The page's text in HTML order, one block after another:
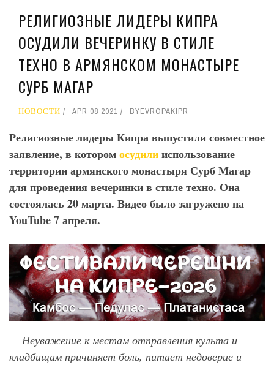
РЕЛИГИОЗНЫЕ ЛИДЕРЫ КИПРА
ОСУДИЛИ ВЕЧЕРИНКУ В СТИЛЕ
ТЕХНО В АРМЯНСКОМ МОНАСТЫРЕ
СУРБ МАГАР
НОВОСТИ APR 08 2021 BYEVROPAKIPR
Религиозные лидеры Кипра выпустили совместное
заявление, в которомосудилииспользование
территории армянского монастыря Сурб Магар
для проведения вечеринки в стиле техно. Она
состоялась 20 марта. Видео было загружено на
YouTube 7 апреля.
— Неуважение к местам отправления культа и
кладбищам причиняет боль, питает недоверие и